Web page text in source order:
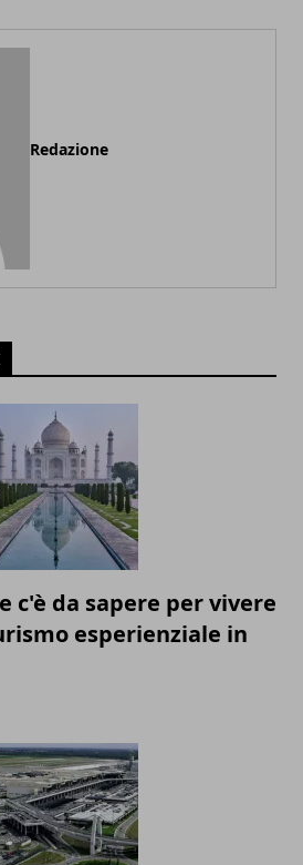
Redazione
c'è da sapere per vivere
esperienziale in